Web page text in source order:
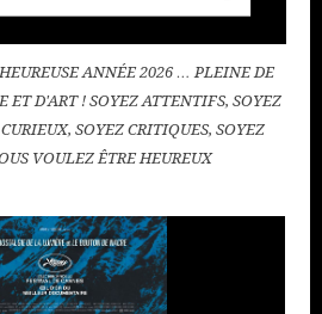
ANNÉE 2026 … PLEINE DE
ET D'ART ! SOYEZ ATTENTIFS, SOYEZ
SOYEZ CRITIQUES, SOYEZ
VOULEZ ÊTRE HEUREUX